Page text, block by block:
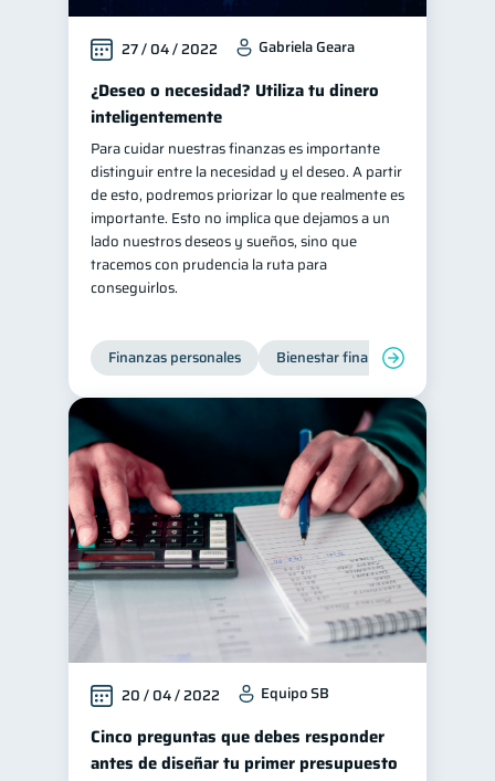
Finanzas para jóvenes 30
Control de deudas 30
Finanzas familiares 25
Inclusión financiera
Finanzas para mujeres 20
Seguridad financiera 13
Salud financiera 12
Productos financieros 11
Organización Financiera
Consejos
Tarjeta de crédito
Ciberseguridad
Servicios 4
Derechos & Deberes 4
Inversiones 2
Cuenta Inactiva 1
Finanzas en Pareja
Mipymes 1
27 / 04 / 2022 Gabriela Geara
¿Deseo o necesidad? Utiliza tu dinero
inteligentemente
Para cuidar nuestras finanzas es importante
distinguir entre la necesidad y el deseo. A partir
de esto, podremos priorizar lo que realmente es
importante. Esto no implica que dejamos a un
lado nuestros deseos y sueños, sino que
tracemos con prudencia la ruta para
conseguirlos.
Finanzas personales Bienestar financiero
20 / 04 / 2022 Equipo SB
Cinco preguntas que debes responder
antes de diseñar tu primer presupuesto